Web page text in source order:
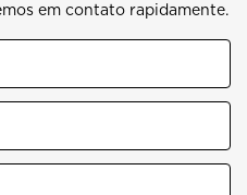
em contato rapidamente.